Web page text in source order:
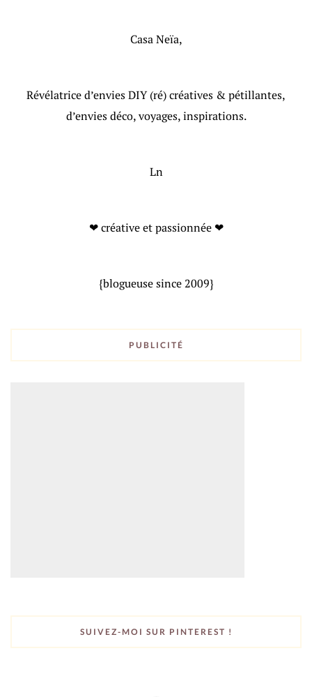
Casa Neïa,
Révélatrice d’envies DIY (ré) créatives & pétillantes,
d’envies déco, voyages, inspirations.
Ln
❤ créative et passionnée ❤
{blogueuse since 2009}
PUBLICITÉ
SUIVEZ-MOI SUR PINTEREST !